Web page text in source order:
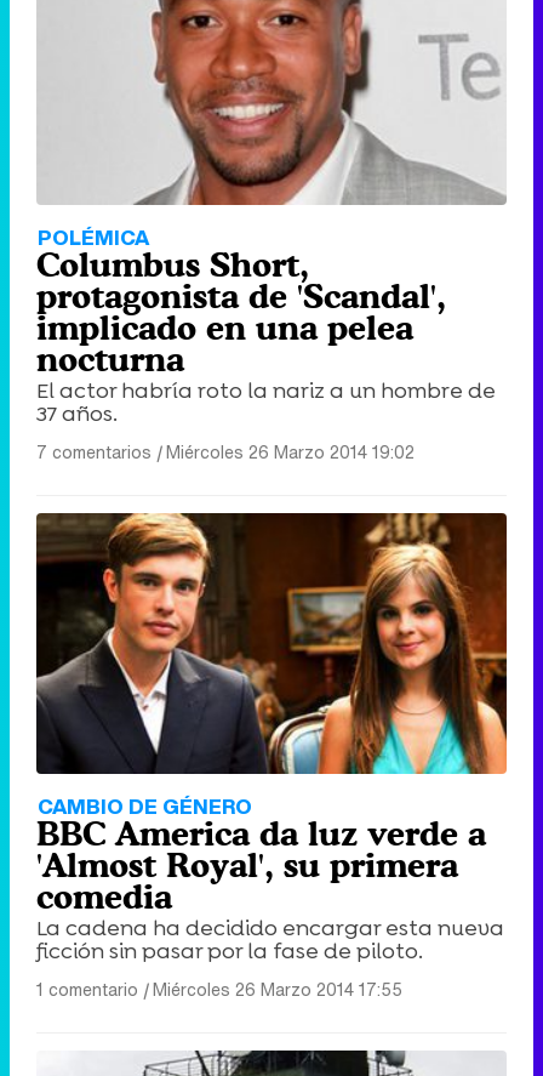
POLÉMICA
Columbus Short,
protagonista de 'Scandal',
implicado en una pelea
nocturna
El actor habría roto la nariz a un hombre de
37 años.
7 comentarios |Miércoles 26 Marzo 2014 19:02
CAMBIO DE GÉNERO
BBC America da luz verde a
'Almost Royal', su primera
comedia
La cadena ha decidido encargar esta nueva
ficción sin pasar por la fase de piloto.
1 comentario |Miércoles 26 Marzo 2014 17:55